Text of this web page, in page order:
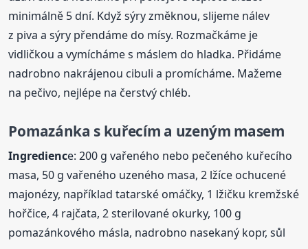
minimálně 5 dní. Když sýry změknou, slijeme nálev
z piva a sýry přendáme do mísy. Rozmačkáme je
vidličkou a vymícháme s máslem do hladka. Přidáme
nadrobno nakrájenou cibuli a promícháme. Mažeme
na pečivo, nejlépe na čerstvý chléb.
Pomazánka s kuřecím a uzeným masem
Ingredience: 200 g vařeného nebo pečeného kuřecího
masa, 50 g vařeného uzeného masa, 2 lžíce ochucené
majonézy, například tatarské omáčky, 1 lžičku kremžské
hořčice, 4 rajčata, 2 sterilované okurky, 100 g
pomazánkového másla, nadrobno nasekaný kopr, sůl